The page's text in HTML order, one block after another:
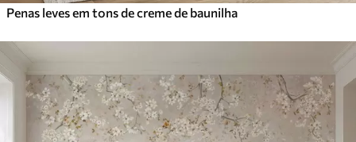
Penas leves em tons de creme de baunilha